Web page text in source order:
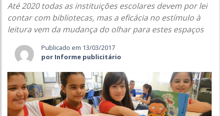
Até 2020 todas as instituições escolares devem por lei
contar com bibliotecas, mas a eficácia no estímulo à
leitura vem da mudança do olhar para estes espaços
Publicado em 13/03/2017
por Informe publicitário